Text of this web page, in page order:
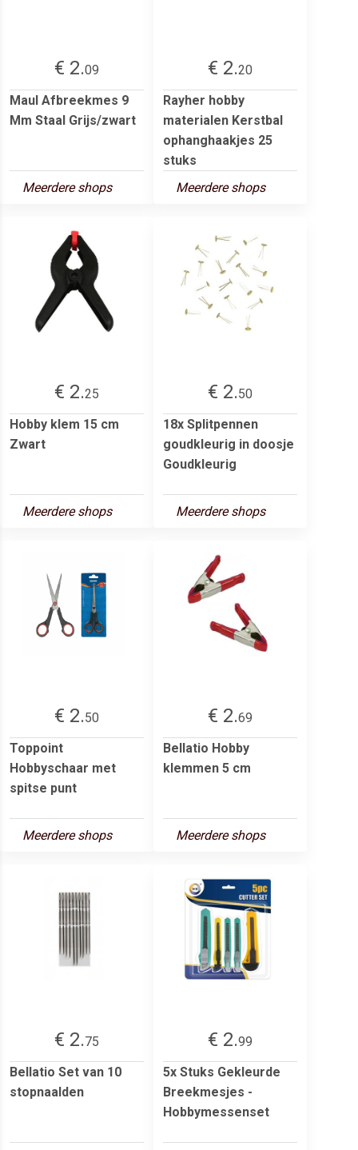
€ 2.09
Maul Afbreekmes 9
Mm Staal Grijs/zwart
Meerdere shops
€ 2.20
Rayher hobby
materialen Kerstbal
ophanghaakjes 25
stuks
Meerdere shops
€ 2.25
Hobby klem 15 cm
Zwart
Meerdere shops
€ 2.50
18x Splitpennen
goudkleurig in doosje
Goudkleurig
Meerdere shops
€ 2.50
Toppoint
Hobbyschaar met
spitse punt
Meerdere shops
€ 2.69
Bellatio Hobby
klemmen 5 cm
Meerdere shops
€ 2.75
Bellatio Set van 10
stopnaalden
€ 2.99
5x Stuks Gekleurde
Breekmesjes -
Hobbymessenset